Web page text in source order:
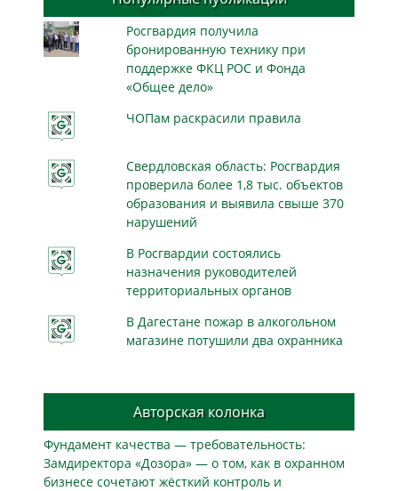
Росгвардия получила
бронированную технику при
поддержке ФКЦ РОС и Фонда
«Общее дело»
ЧОПам раскрасили правила
Свердловская область: Росгвардия
проверила более 1,8 тыс. объектов
образования и выявила свыше 370
нарушений
В Росгвардии состоялись
назначения руководителей
территориальных органов
В Дагестане пожар в алкогольном
магазине потушили два охранника
Авторская колонка
Фундамент качества — требовательность:
Замдиректора «Дозора» — о том, как в охранном
бизнесe сочетают жёсткий контроль и